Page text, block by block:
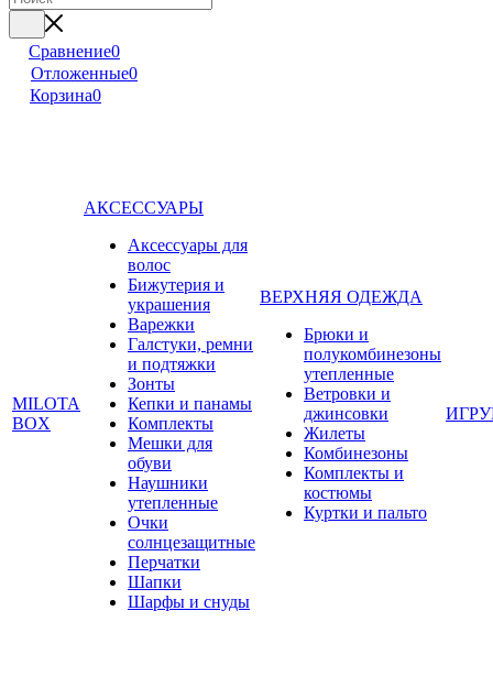
Сравнение0
Отложенные0
Корзина0
MILOTA
BOX
АКСЕССУАРЫ
Аксессуары для
волос
Бижутерия и
украшения
Варежки
Галстуки, ремни
и подтяжки
Зонты
Кепки и панамы
Комплекты
Мешки для
обуви
Наушники
утепленные
Очки
солнцезащитные
Перчатки
Шапки
Шарфы и снуды
ВЕРХНЯЯ ОДЕЖДА
Брюки и
полукомбинезоны
утепленные
Ветровки и
джинсовки
Жилеты
Комбинезоны
Комплекты и
костюмы
Куртки и пальто